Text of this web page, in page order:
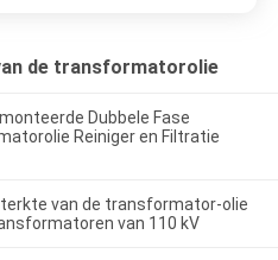
de transformatorolie
Dubbele Fase
Reiniger en Filtratie
van de transformator-olie
van 110 kV